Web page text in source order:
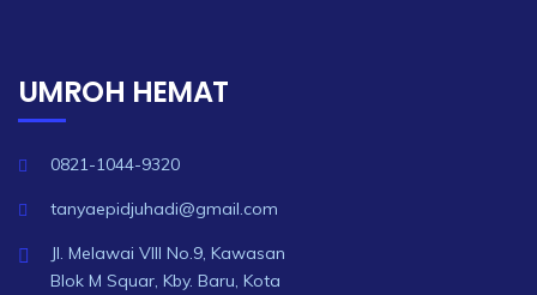
UMROH HEMAT
0821-1044-9320
tanyaepidjuhadi@gmail.com
Jl. Melawai VIII No.9, Kawasan
Blok M Squar, Kby. Baru, Kota